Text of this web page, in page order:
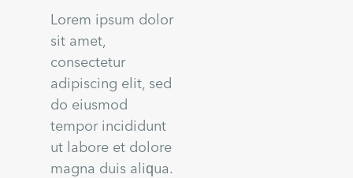
Lorem ipsum dolor
sit amet,
consectetur
adipiscing elit, sed
do eiusmod
tempor incididunt
ut labore et dolore
magna duis aliqua.